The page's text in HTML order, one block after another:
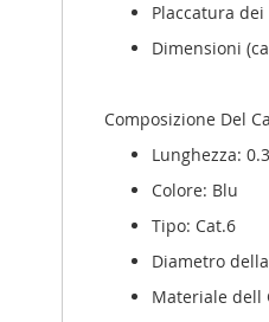
Placcatura dei
Dimensioni
Composizione Del
Lunghezza:
Colore: Blu
Tipo: Cat.6
Diametro
Materiale dell